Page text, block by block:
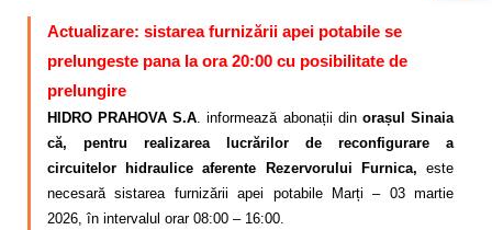
Utile
Guvernanță Corporativă
Informații de interes public
Calitatea apei
Actualizare: sistarea furnizării apei potabile se
prelungeste pana la ora 20:00 cu posibilitate de
prelungire
HIDRO PRAHOVA S.A. informează abonații din orașul Sinaia
că, pentru realizarea lucrărilor de reconfigurare a
circuitelor hidraulice aferente Rezervorului Furnica, este
necesară sistarea furnizării apei potabile Marți – 03 martie
2026, în intervalul orar 08:00 – 16:00.